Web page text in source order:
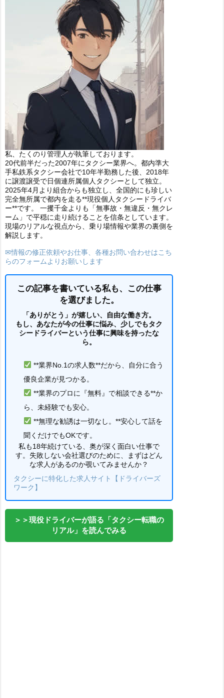
私、たくのり管理人が執筆しております。
20代前半だった2007年にタクシー業界へ。都内準大
手私鉄系タクシー会社で10年半勤務した後、2018年
に譲渡譲受で日個連所属個人タクシーとして独立。
2025年4月より組合からも独立し、全国的にも珍しい
完全無所属で都内を走る**現役個人タクシードライバ
ー**です。 一攫千金よりも「無事故・無違反・無クレ
ーム」で平穏に走り続けることを信条としています。
現場のリアルな視点から、乗り場情報や業界の裏側を
解説します。
✉情報の修正依頼やお仕事、各種お問い合わせはこち
らのフォームよりお願いします
この記事を書いている私も、この仕事
を選びました。
「ありがとう」が嬉しい、自由な働き方。
もし、あなたが今の仕事に悩み、少しでもタク
シードライバーという仕事に興味を持ったな
ら。
**業界No.1の求人数**だから、自分に合う
優良企業が見つかる。
**業界のプロに『無料』で相談できる**か
ら、未経験でも安心。
**無理な勧誘は一切なし。**安心して話を
聞くだけでもOKです。
私も18年続けている、奥が深く面白い仕事で
す。失敗しない会社選びのために、まずはどん
な求人があるのか覗いてみませんか？
タクシーに特化した求人サイト【ドライバーズ
ワーク】
＞＞現役ドライバーが語る「タクシー転職の
リアル」を読んでみる